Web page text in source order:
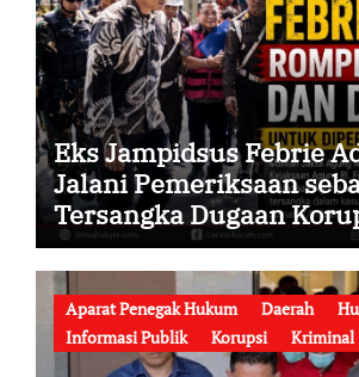
Eks Jampidsus Febrie
Jalani Pemeriksaan
Tersangka Dugaan
TPPU, Datang ke
Mengenakan Rompi
Aparat Penegak Hukum Daerah
Informasi Publik
Korupsi Kriminal